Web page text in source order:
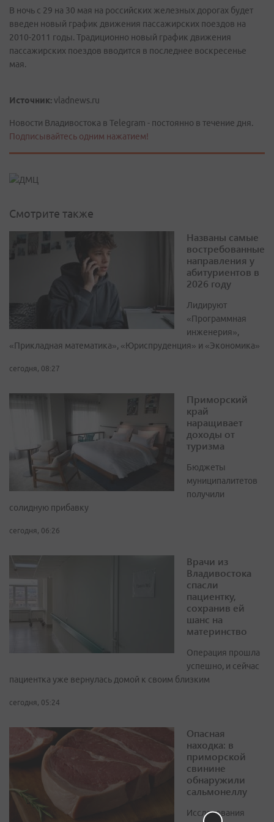
В ночь с 29 на 30 мая на российских железных дорогах будет
введен новый график движения пассажирских поездов на
2010-2011 годы. Традиционно новый график движения
пассажирских поездов вводится в последнее воскресенье
мая.
Источник:vladnews.ru
Новости Владивостока в Telegram - постоянно в течение дня.
Подписывайтесь одним нажатием!
Смотрите также
Названы самые
востребованные
направления у
абитуриентов в
2026 году
Лидируют
«Программная
инженерия»,
«Прикладная математика», «Юриспруденция» и «Экономика»
сегодня, 08:27
Приморский
край
наращивает
доходы от
туризма
Бюджеты
муниципалитетов
получили
солидную прибавку
сегодня, 06:26
Врачи из
Владивостока
спасли
пациентку,
сохранив ей
шанс на
материнство
Операция прошла
успешно, и сейчас
пациентка уже вернулась домой к своим близким
сегодня, 05:24
Опасная
находка: в
приморской
свинине
обнаружили
сальмонеллу
Исследования